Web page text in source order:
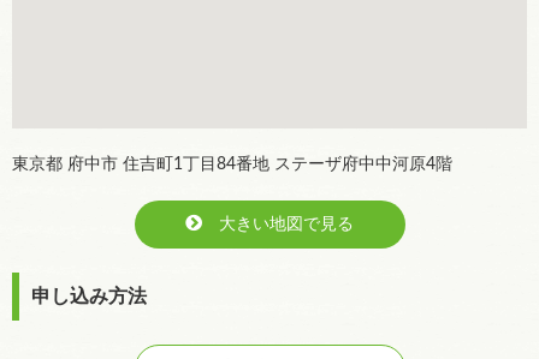
東京都 府中市 住吉町1丁目84番地 ステーザ府中中河原4階
大きい地図で見る
申し込み方法